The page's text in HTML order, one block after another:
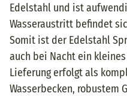
Edelstahl und ist
Wasseraustritt befindet
Somit ist der Edelstahl
auch bei Nacht ein
Lieferung erfolgt als
Wasserbecken, robustem